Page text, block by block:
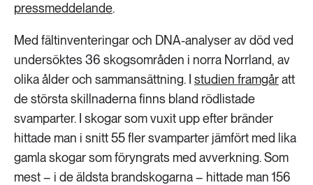
pressmeddelande.
Med fältinventeringar och DNA-analyser av död ved
undersöktes 36 skogsområden i norra Norrland, av
olika ålder och sammansättning. I studien framgåratt
de största skillnaderna finns bland rödlistade
svamparter. I skogar som vuxit upp efter bränder
hittade man i snitt 55 fler svamparter jämfört med lika
gamla skogar som föryngrats med avverkning. Som
mest – i de äldsta brandskogarna – hittade man 156